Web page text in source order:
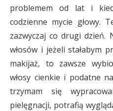
problemem od lat i
codzienne mycie głowy.
zazwyczaj co drugi dzień.
włosów i jeżeli stałabym
makijaż, to zawsze
włosy cienkie i podatne
trzymam się
pielęgnacji, potrafią